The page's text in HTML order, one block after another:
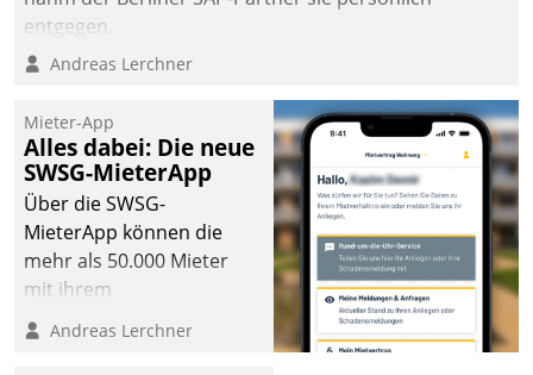
entgegen.
Andreas Lerchner
Mieter-App
Alles dabei: Die neue
SWSG-MieterApp
Über die SWSG-
MieterApp können die
mehr als 50.000 Mieter
mit ihrem
Wohnungsunternehmen
kommunizieren, auf dem
Andreas Lerchner